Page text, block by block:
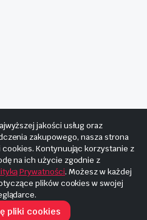
Cyberplaneta.pl
jakości usług oraz
zakupowego, nasza strona
Kontynuując korzystanie z
na ich użycie zgodnie z
Prywatności. Możesz w każdej
plików cookies w swojej
pliki cookies